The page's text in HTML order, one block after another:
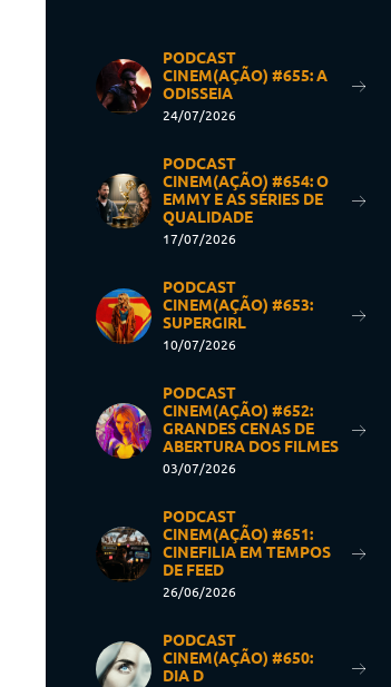
PODCAST
CINEM(AÇÃO) #655: A
ODISSEIA
24/07/2026
PODCAST
CINEM(AÇÃO) #654: O
EMMY E AS SÉRIES DE
QUALIDADE
17/07/2026
PODCAST
CINEM(AÇÃO) #653:
SUPERGIRL
10/07/2026
PODCAST
CINEM(AÇÃO) #652:
GRANDES CENAS DE
ABERTURA DOS FILMES
03/07/2026
PODCAST
CINEM(AÇÃO) #651:
CINEFILIA EM TEMPOS
DE FEED
26/06/2026
PODCAST
CINEM(AÇÃO) #650:
DIA D